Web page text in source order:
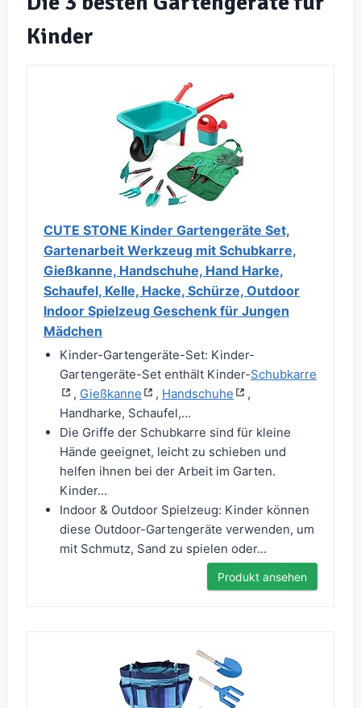
Kinder
CUTE STONE Kinder Gartengeräte Set,
Gartenarbeit Werkzeug mit Schubkarre,
Gießkanne, Handschuhe, Hand Harke,
Schaufel, Kelle, Hacke, Schürze, Outdoor
Indoor Spielzeug Geschenk für Jungen
Mädchen
Kinder-Gartengeräte-Set: Kinder-
Gartengeräte-Set enthält Kinder-Schubkarre
, Gießkanne , Handschuhe
,
Handharke, Schaufel,...
Die Griffe der Schubkarre sind für kleine
Hände geeignet, leicht zu schieben und
helfen ihnen bei der Arbeit im Garten.
Kinder...
Indoor & Outdoor Spielzeug: Kinder können
diese Outdoor-Gartengeräte verwenden, um
mit Schmutz, Sand zu spielen oder...
Produkt ansehen